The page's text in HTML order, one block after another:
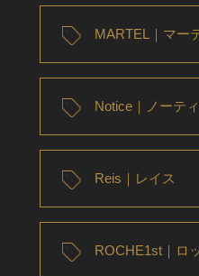
MARTEL｜マー
Notice｜ノーテ
Reis｜レイス
ROCHE1st｜ロ